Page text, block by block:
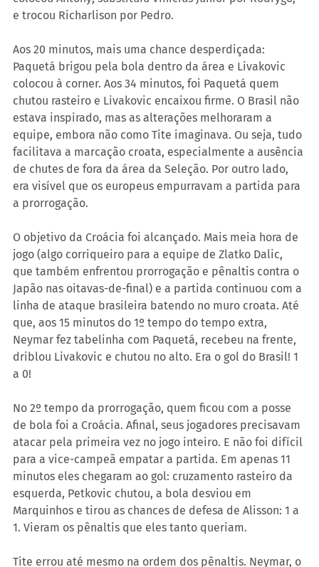
e trocou Richarlison por Pedro.
Aos 20 minutos, mais uma chance desperdiçada:
Paquetá brigou pela bola dentro da área e Livakovic
colocou à corner. Aos 34 minutos, foi Paquetá quem
chutou rasteiro e Livakovic encaixou firme. O Brasil não
estava inspirado, mas as alterações melhoraram a
equipe, embora não como Tite imaginava. Ou seja, tudo
facilitava a marcação croata, especialmente a ausência
de chutes de fora da área da Seleção. Por outro lado,
era visível que os europeus empurravam a partida para
a prorrogação.
O objetivo da Croácia foi alcançado. Mais meia hora de
jogo (algo corriqueiro para a equipe de Zlatko Dalic,
que também enfrentou prorrogação e pênaltis contra o
Japão nas oitavas-de-final) e a partida continuou com a
linha de ataque brasileira batendo no muro croata. Até
que, aos 15 minutos do 1º tempo do tempo extra,
Neymar fez tabelinha com Paquetá, recebeu na frente,
driblou Livakovic e chutou no alto. Era o gol do Brasil! 1
a 0!
No 2º tempo da prorrogação, quem ficou com a posse
de bola foi a Croácia. Afinal, seus jogadores precisavam
atacar pela primeira vez no jogo inteiro. E não foi difícil
para a vice-campeã empatar a partida. Em apenas 11
minutos eles chegaram ao gol: cruzamento rasteiro da
esquerda, Petkovic chutou, a bola desviou em
Marquinhos e tirou as chances de defesa de Alisson: 1 a
1. Vieram os pênaltis que eles tanto queriam.
Tite errou até mesmo na ordem dos pênaltis. Neymar, o